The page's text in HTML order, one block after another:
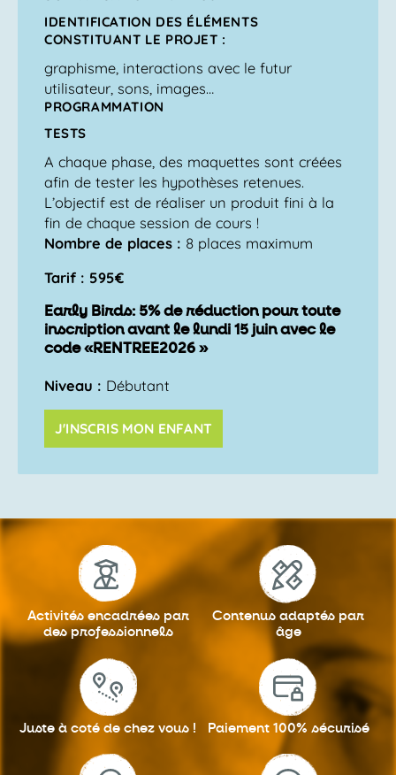
IDENTIFICATION DES ÉLÉMENTS
CONSTITUANT LE PROJET :
graphisme, interactions avec le futur
utilisateur, sons, images…
PROGRAMMATION
TESTS
A chaque phase, des maquettes sont créées
afin de tester les hypothèses retenues.
L’objectif est de réaliser un produit fini à la
fin de chaque session de cours !
Nombre de places : 8 places maximum
Tarif : 595€
Early Birds: 5% de réduction pour toute
inscription avant le lundi 15 juin avec le
code «RENTREE2026 »
Niveau : Débutant
J'INSCRIS MON ENFANT
Activités encadrées par
des professionnels
Contenus adaptés par
âge
Juste à coté de chez vous ! Paiement 100% sécurisé